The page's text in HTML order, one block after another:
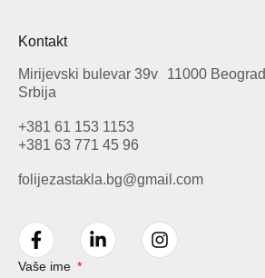
Kontakt
Mirijevski bulevar 39v 11000 Beograd
Srbija
+381 61 153 1153
+381 63 771 45 96
folijezastakla.bg@gmail.com
Vaše ime